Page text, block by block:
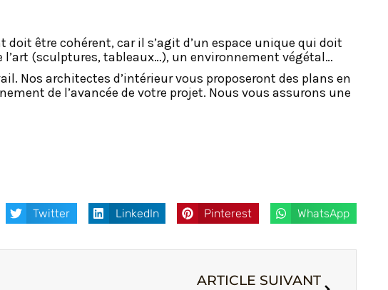
être cohérent, car il s’agit d’un espace unique qui doit
(sculptures, tableaux…), un environnement végétal…
Nos architectes d’intérieur vous proposeront des plans en
de l’avancée de votre projet. Nous vous assurons une
Twitter LinkedIn Pinterest WhatsApp
ARTICLE SUIVANT